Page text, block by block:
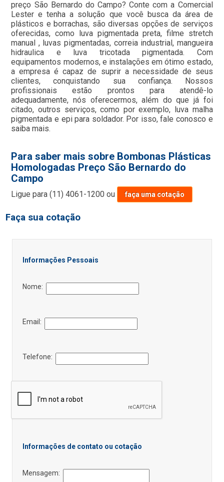
preço São Bernardo do Campo? Conte com a Comercial
Lester e tenha a solução que você busca da área de
plásticos e borrachas, são diversas opções de serviços
oferecidas, como luva pigmentada preta, filme stretch
manual , luvas pigmentadas, correia industrial, mangueira
hidraulica e luva tricotada pigmentada. Com
equipamentos modernos, e instalações em ótimo estado,
a empresa é capaz de suprir a necessidade de seus
clientes, conquistando sua confiança. Nossos
profissionais estão prontos para atendê-lo
adequadamente, nós oferecermos, além do que já foi
citado, outros serviços, como por exemplo, luva malha
pigmentada e epi para soldador. Por isso, fale conosco e
saiba mais.
Para saber mais sobre Bombonas Plásticas
Homologadas Preço São Bernardo do
Campo
Ligue para(11) 4061-1200 ou faça uma cotação
Faça sua cotação
Informações Pessoais
Nome:
Email:
Telefone:
Informações de contato ou cotação
Mensagem: